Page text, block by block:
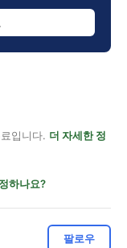
입니다. 더 자세한 정
하나요?
팔로우